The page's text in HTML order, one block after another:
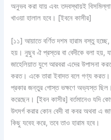
অনুভব করা যায় এবং তদবস্থায়ই
খাওয়া হালাল হবে। [ইবনে কাসীর]
[১১] আয়াতে বর্ণিত দশম হারাম বস্তু
হয়। নুছুব ঐ প্রস্তর বা বেদীকে বলা হয়,
জাহেলিয়াত যুগে আরবরা এদের উপাসনা
করত। একে তারা ইবাদত বলে গণ্য
প্রকার জন্তুর গোস্ত ভক্ষণে অভ্যস্ত
করেছেন। [ইবন কাসীর] বর্তমানেও যদি
উৎসর্গ করার কোন বেদী বা কবর অথবা এ
কিছু যবেহ করে, তবে তাও হারাম হবে।